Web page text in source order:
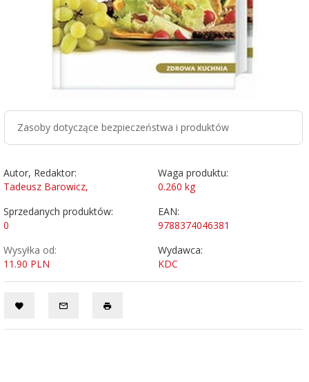
Zasoby dotyczące bezpieczeństwa i produktów
Autor, Redaktor:
Tadeusz Barowicz,
Waga produktu:
0.260 kg
Sprzedanych produktów:
0
EAN:
9788374046381
Wysyłka od:
11.90 PLN
Wydawca:
KDC